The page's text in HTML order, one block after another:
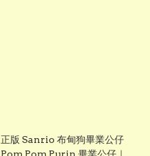
正版 Sanrio 布甸狗畢業公仔